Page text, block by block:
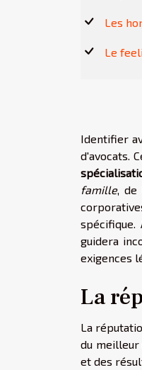
Les
Le
Identifier
d'avocats.
famille, de
spécifique.
guidera
exigences
La
La
du meilleur
et des